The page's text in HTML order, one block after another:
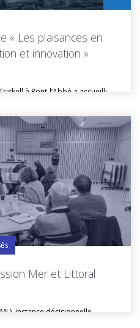
« Les plaisances en
et innovation »
à Pont-l’Abbé a accueilli...
LIRE LA SUITE
Mer et Littoral
instance décisionnelle